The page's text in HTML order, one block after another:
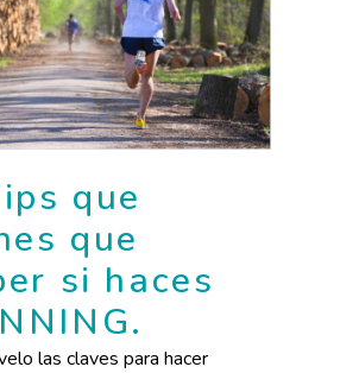
que
que
si haces
las claves para hacer